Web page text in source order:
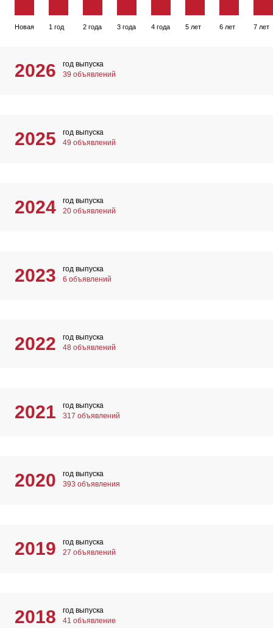
Новая 1 год 2 года 3 года 4 года 5 лет 6 лет 7 лет
2026
год выпуска
39 объявлений
2025
год выпуска
49 объявлений
2024
год выпуска
20 объявлений
2023
год выпуска
6 объявлений
2022
год выпуска
48 объявлений
2021
год выпуска
317 объявлений
2020
год выпуска
393 объявления
2019
год выпуска
27 объявлений
2018
год выпуска
41 объявление